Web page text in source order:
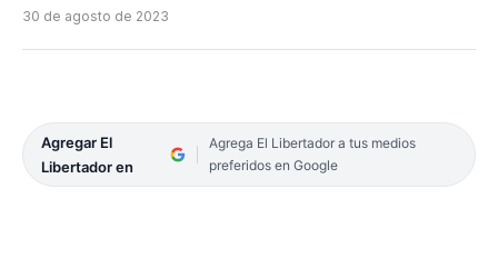
30 de agosto de 2023
Agregar El
Libertador en
Agrega El Libertador a tus medios
preferidos en Google